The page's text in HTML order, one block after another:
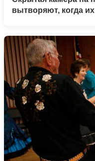
вытворяют, когда